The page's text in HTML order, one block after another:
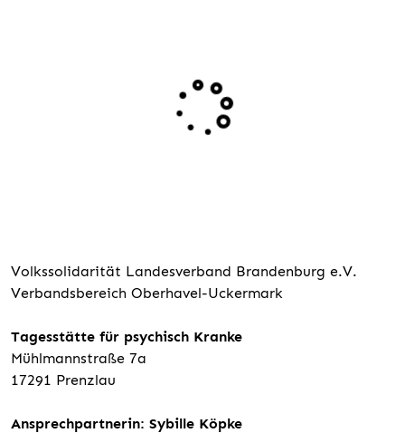
Volkssolidarität Landesverband Brandenburg e.V.
Verbandsbereich Oberhavel-Uckermark
Tagesstätte für psychisch Kranke
Mühlmannstraße 7a
17291 Prenzlau
Ansprechpartnerin: Sybille Köpke